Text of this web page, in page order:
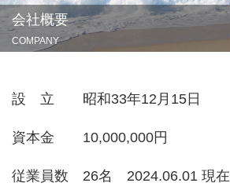
会社概要
COMPANY
設 立 昭和33年12月15日
資本金 10,000,000円
従業員数 26名 2024.06.01 現在